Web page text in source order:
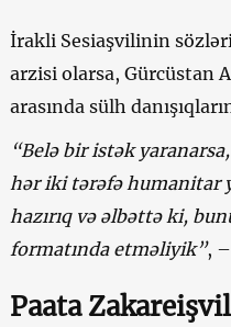
İrakli Sesiaşvilinin
arzisi olarsa, Gürcüstan
arasında sülh
“Belə bir istək
hər iki tərəfə humanitar
hazırıq və əlbəttə ki,
formatında etməliyik”,
Paata